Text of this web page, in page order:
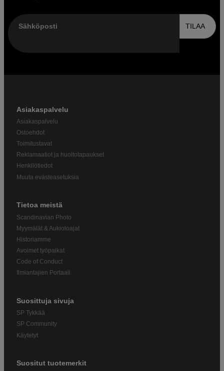
Sähköposti TILAA
Asiakaspalvelu
Asiakaspalvelu
Ostoehdot
Toimitustavat
Reklamaatiot ja huoltotapaukset
Henkilötiedot
Muuta evästeasetuksia
Tietoa meistä
Scandinavian Photo
Myymälät & Aukioloajat
Historiamme
Avoimet työpaikat
Code of Conduct
Ilmiantajien Portaali
Suosittuja sivuja
SP Tykkää
SP Community
Käytetyt
Suositut tuotemerkit